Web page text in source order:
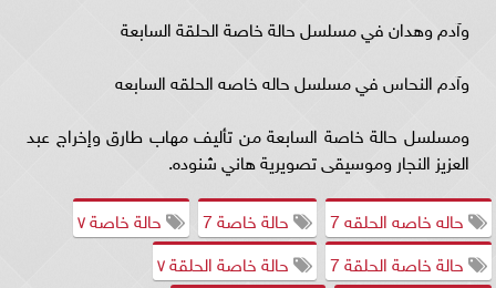
وآدم وهدان في مسلسل حالة خاصة الحلقة السابعة
وآدم النحاس في مسلسل حاله خاصه الحلقه السابعه
ومسلسل حالة خاصة السابعة من تأليف مهاب طارق وإخراج عبد
العزيز النجار وموسيقى تصويرية هاني شنوده.
حاله خاصه الحلقه 7
حالة خاصة 7
حالة خاصة ٧
حالة خاصة الحلقة 7
حالة خاصة الحلقة ٧